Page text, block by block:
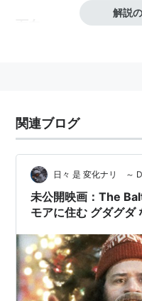
おもじろ】
解説
関連ブログ
日々 是 変化ナリ ～
未公開映画：The
モアに住む グダグダ